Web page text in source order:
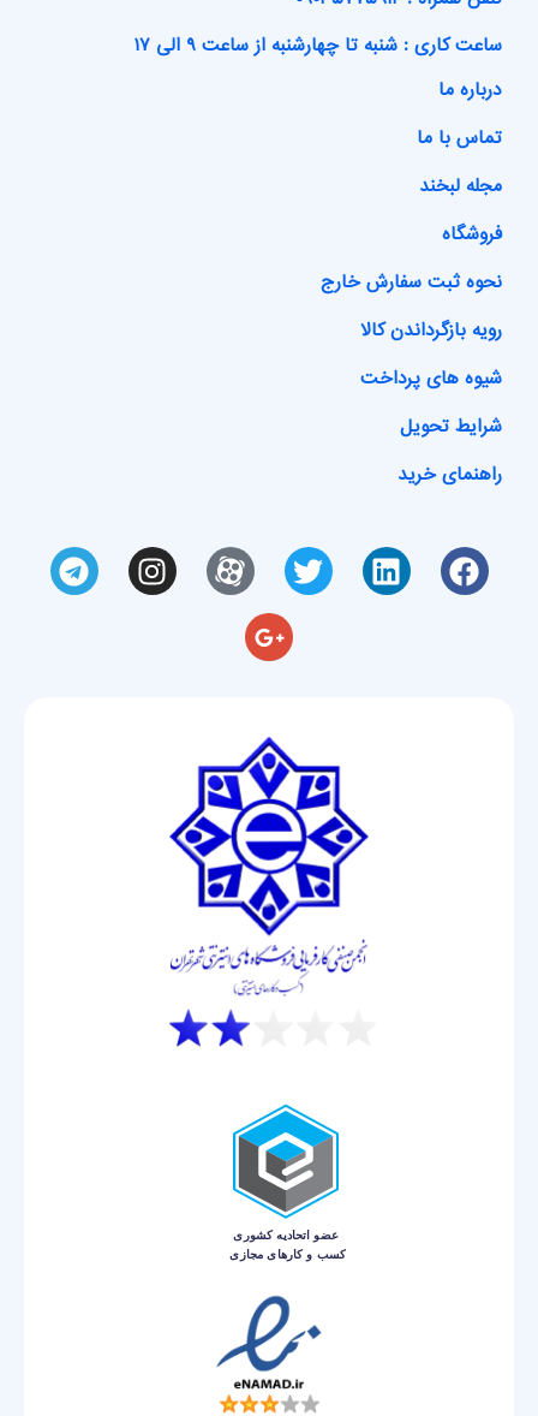
ساعت کاری : شنبه تا چهارشنبه از ساعت ۹ الی ۱۷
درباره ما
تماس با ما
مجله لبخند
فروشگاه
نحوه ثبت سفارش خارج
رویه بازگرداندن کالا
شیوه های پرداخت
شرایط تحویل
راهنمای خرید